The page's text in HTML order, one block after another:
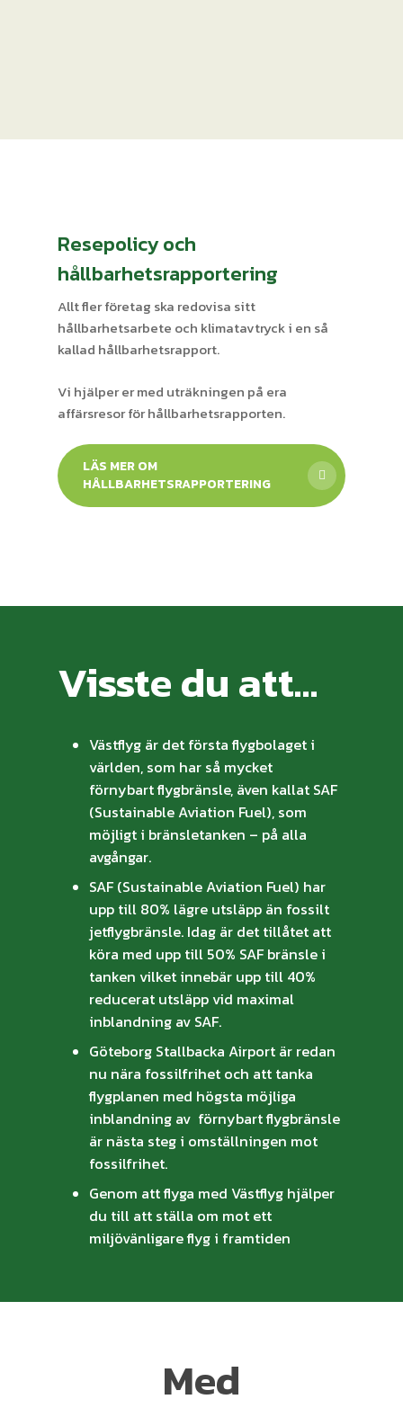
Resepolicy och
hållbarhetsrapportering
Allt fler företag ska redovisa sitt
hållbarhetsarbete och klimatavtryck i en så
kallad hållbarhetsrapport.
Vi hjälper er med uträkningen på era
affärsresor för hållbarhetsrapporten.
LÄS MER OM
HÅLLBARHETSRAPPORTERING
Visste du att…
Västflyg är det första flygbolaget i
världen, som har så mycket
förnybart flygbränsle, även kallat SAF
(Sustainable Aviation Fuel), som
möjligt i bränsletanken – på alla
avgångar.
SAF (Sustainable Aviation Fuel) har
upp till 80% lägre utsläpp än fossilt
jetflygbränsle. Idag är det tillåtet att
köra med upp till 50% SAF bränsle i
tanken vilket innebär upp till 40%
reducerat utsläpp vid maximal
inblandning av SAF.
Göteborg Stallbacka Airport är redan
nu nära fossilfrihet och att tanka
flygplanen med högsta möjliga
inblandning av förnybart flygbränsle
är nästa steg i omställningen mot
fossilfrihet.
Genom att flyga med Västflyg hjälper
du till att ställa om mot ett
miljövänligare flyg i framtiden
Med